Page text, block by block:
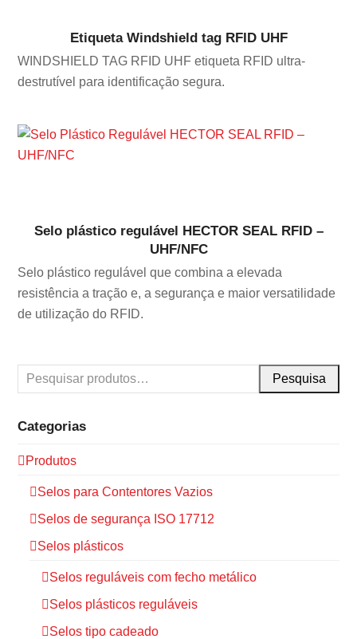
Etiqueta Windshield tag RFID UHF
WINDSHIELD TAG RFID UHF etiqueta RFID ultra-
destrutível para identificação segura.
Selo plástico regulável HECTOR SEAL RFID –
UHF/NFC
Selo plástico regulável que combina a elevada
resistência a tração e, a segurança e maior versatilidade
de utilização do RFID.
Pesquisa
Categorias
Produtos
Selos para Contentores Vazios
Selos de segurança ISO 17712
Selos plásticos
Selos reguláveis com fecho metálico
Selos plásticos reguláveis
Selos tipo cadeado